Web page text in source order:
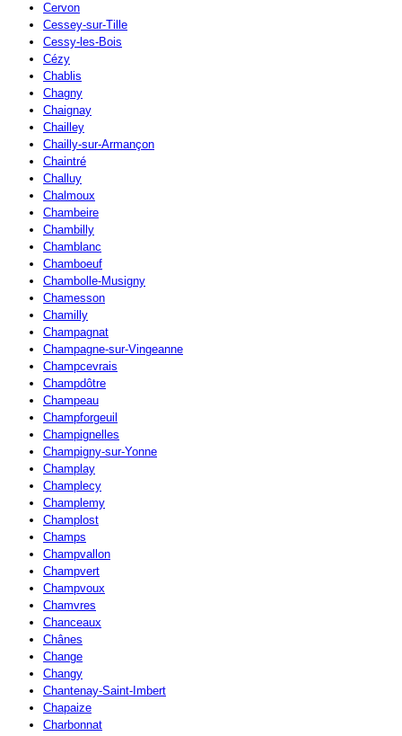
Cervon
Cessey-sur-Tille
Cessy-les-Bois
Cézy
Chablis
Chagny
Chaignay
Chailley
Chailly-sur-Armançon
Chaintré
Challuy
Chalmoux
Chambeire
Chambilly
Chamblanc
Chamboeuf
Chambolle-Musigny
Chamesson
Chamilly
Champagnat
Champagne-sur-Vingeanne
Champcevrais
Champdôtre
Champeau
Champforgeuil
Champignelles
Champigny-sur-Yonne
Champlay
Champlecy
Champlemy
Champlost
Champs
Champvallon
Champvert
Champvoux
Chamvres
Chanceaux
Chânes
Change
Changy
Chantenay-Saint-Imbert
Chapaize
Charbonnat